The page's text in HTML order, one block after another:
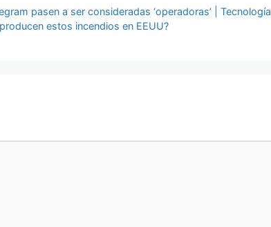
pasen a ser consideradas ‘operadoras’ | Tecnología
estos incendios en EEUU?